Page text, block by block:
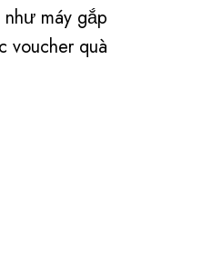
máy gắp
voucher quà